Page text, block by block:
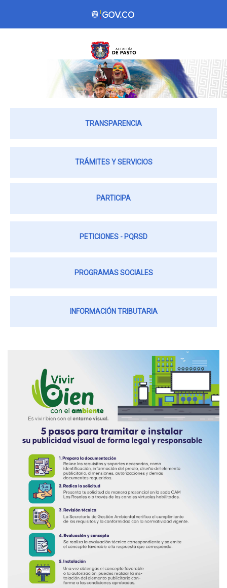
TRANSPARENCIA
TRÁMITES Y SERVICIOS
PARTICIPA
PETICIONES - PQRSD
PROGRAMAS SOCIALES
INFORMACIÓN TRIBUTARIA